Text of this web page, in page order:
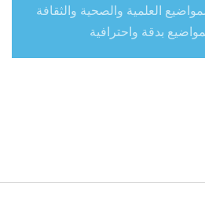
العلمية والصحية والثقافة
بدقة واحترافية